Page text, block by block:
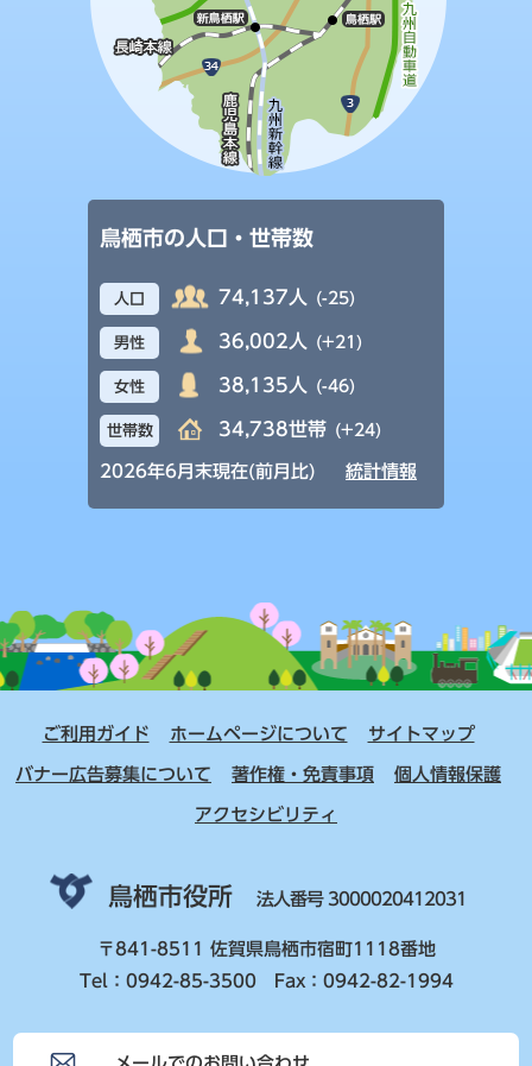
鳥栖市の人口・世帯数
人口 74,137人 (-25)
男性 36,002人 (+21)
女性 38,135人 (-46)
世帯数 34,738世帯 (+24)
2026年6月末現在(前月比) 統計情報
ご利用ガイド ホームページについて サイトマップ
バナー広告募集について 著作権・免責事項 個人情報保護
アクセシビリティ
鳥栖市役所 法人番号 3000020412031
〒841-8511 佐賀県鳥栖市宿町1118番地
Tel：0942-85-3500 Fax：0942-82-1994